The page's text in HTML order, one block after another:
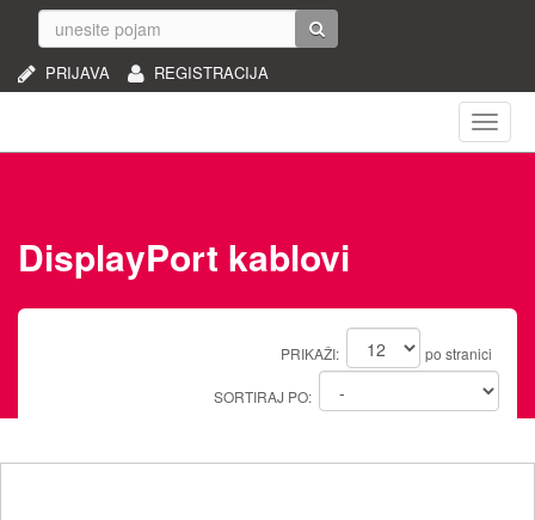
REGISTRACIJA
PRIJAVA
DisplayPort kablovi
PRIKAŽI: po stranici
SORTIRAJ PO: